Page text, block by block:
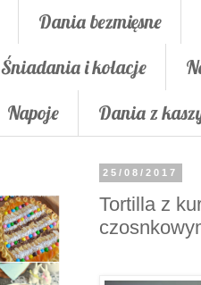
Dania bezmięsne
Śniadania i kolacje
Napoje Dania z
25/08/2017
Tortilla z